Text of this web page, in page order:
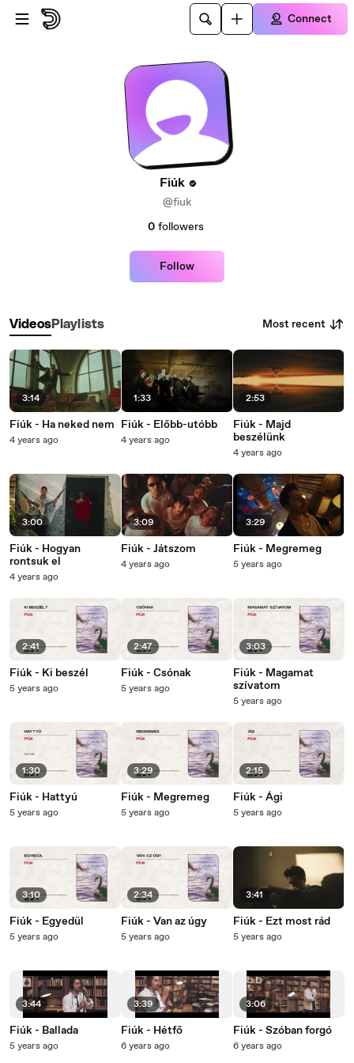
Skip to main content
Connect
Fiúk
@fiuk
0 followers
Follow
VideosPlaylists Most recent
3:14
Fiúk - Ha neked nem
4 years ago
3:00
Fiúk - Hogyan
rontsuk el
4 years ago
2:41
Fiúk - Ki beszél
5 years ago
1:30
Fiúk - Hattyú
5 years ago
3:10
Fiúk - Egyedül
5 years ago
3:44
Fiúk - Ballada
5 years ago
1:33
Fiúk - Előbb-utóbb
4 years ago
3:09
Fiúk - Játszom
4 years ago
2:47
Fiúk - Csónak
5 years ago
3:29
Fiúk - Megremeg
5 years ago
2:34
Fiúk - Van az úgy
5 years ago
3:39
Fiúk - Hétfő
6 years ago
2:53
Fiúk - Majd
beszélünk
4 years ago
3:29
Fiúk - Megremeg
5 years ago
3:03
Fiúk - Magamat
szívatom
5 years ago
2:15
Fiúk - Ági
5 years ago
3:41
Fiúk - Ezt most rád
5 years ago
3:06
Fiúk - Szóban forgó
6 years ago